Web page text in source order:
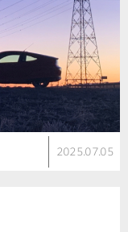
2025.07.05